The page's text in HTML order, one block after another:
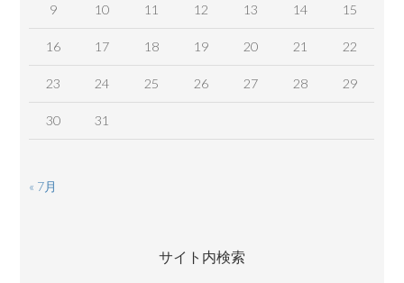
9 10 11 12 13 14 15
16 17 18 19 20 21 22
23 24 25 26 27 28 29
30 31
« 7月
サイト内検索